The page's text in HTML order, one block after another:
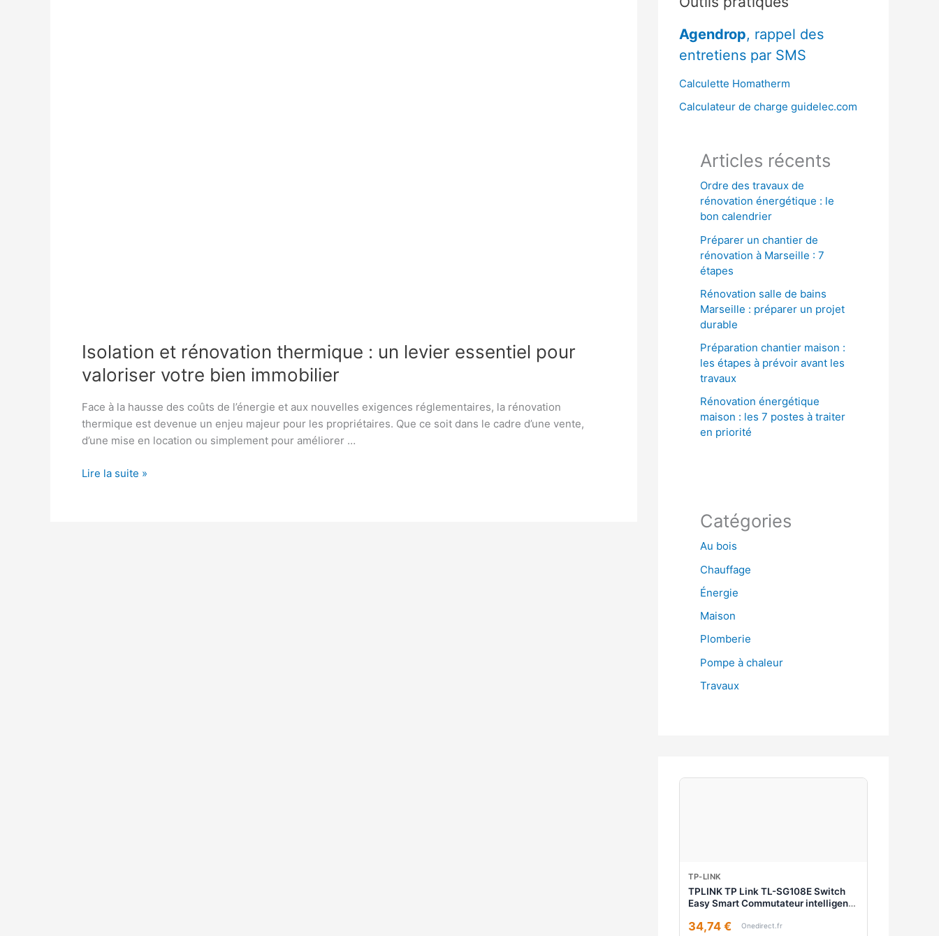
Isolation et rénovation thermique : un levier essentiel pour
valoriser votre bien immobilier
Face à la hausse des coûts de l’énergie et aux nouvelles exigences réglementaires, la rénovation
thermique est devenue un enjeu majeur pour les propriétaires. Que ce soit dans le cadre d’une vente,
d’une mise en location ou simplement pour améliorer …
Isolation
Lire la suite »
c
h
e
r
Agendrop, rappel des
entretiens par SMS
Calculette Homatherm
Calculateur de charge guidelec.com
Articles récents
Ordre des travaux de
rénovation énergétique : le
bon calendrier
Préparer un chantier de
rénovation à Marseille : 7
étapes
Rénovation salle de bains
Marseille : préparer un projet
durable
Préparation chantier maison :
les étapes à prévoir avant les
travaux
Rénovation énergétique
maison : les 7 postes à traiter
en priorité
Catégories
Au bois
Chauffage
Énergie
Maison
Plomberie
Pompe à chaleur
Travaux
TP-LINK
TPLINK TP Link TL-SG108E Switch
Easy Smart Commutateur intelligent
boîtier métallique et fonctions
34,74 € Onedirect.fr